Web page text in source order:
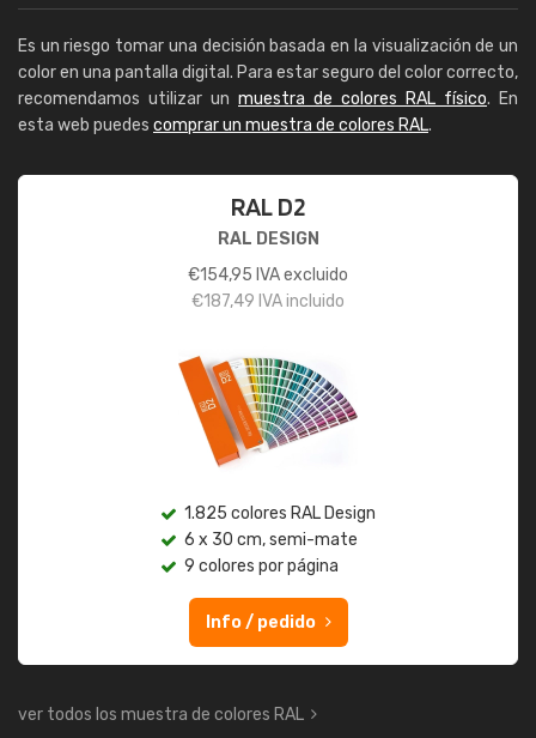
Es un riesgo tomar una decisión basada en la visualización de un
color en una pantalla digital. Para estar seguro del color correcto,
recomendamos utilizar un muestra de colores RAL físico. En
esta web puedes comprar un muestra de colores RAL.
RAL D2
RAL DESIGN
€154,95 IVA excluido
€187,49 IVA incluido
1.825 colores RAL Design
6 x 30 cm, semi-mate
9 colores por página
Info / pedido
ver todos los muestra de colores RAL